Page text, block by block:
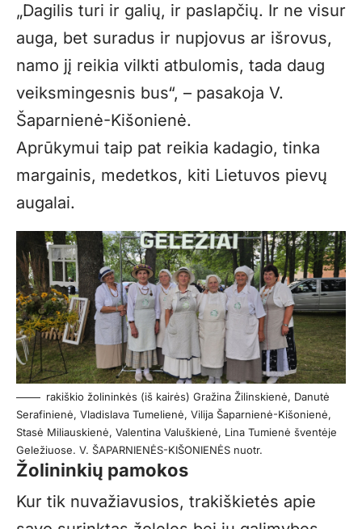
„Dagilis turi ir galių, ir paslapčių. Ir ne visur
auga, bet suradus ir nupjovus ar išrovus,
namo jį reikia vilkti atbulomis, tada daug
veiksmingesnis bus“, – pasakoja V.
Šaparnienė-Kišonienė.
Aprūkymui taip pat reikia kadagio, tinka
margainis, medetkos, kiti Lietuvos pievų
augalai.
rakiškio žolininkės (iš kairės) Gražina Žilinskienė, Danutė
Serafinienė, Vladislava Tumelienė, Vilija Šaparnienė-Kišonienė,
Stasė Miliauskienė, Valentina Valuškienė, Lina Tumienė šventėje
Geležiuose. V. ŠAPARNIENĖS-KIŠONIENĖS nuotr.
Žolininkių pamokos
Kur tik nuvažiavusios, trakiškietės apie